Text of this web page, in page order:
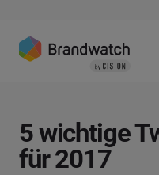
5 wichtige
für 2017